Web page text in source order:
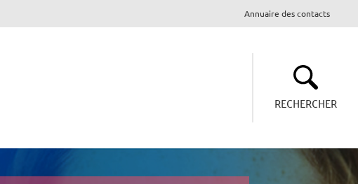
Annuaire des contacts
RECHERCHER